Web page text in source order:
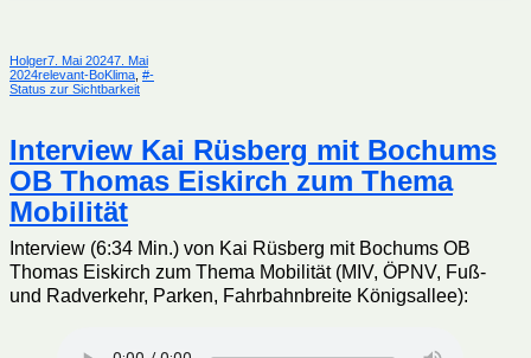
Autor
HolgerVeröffentlicht
am
7. Mai 20247. Mai
2024Kategorien
relevant-BoKlima #-
Status zur Sichtbarkeit
Interview Kai Rüsberg mit Bochums
OB Thomas Eiskirch zum Thema
Mobilität
Interview (6:34 Min.) von Kai Rüsberg mit Bochums OB
Thomas Eiskirch zum Thema Mobilität (MIV, ÖPNV, Fuß-
und Radverkehr, Parken, Fahrbahnbreite Königsallee):